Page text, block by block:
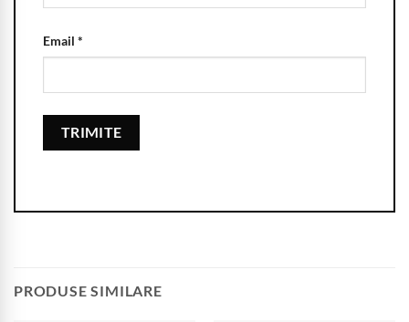
Email *
PRODUSE SIMILARE